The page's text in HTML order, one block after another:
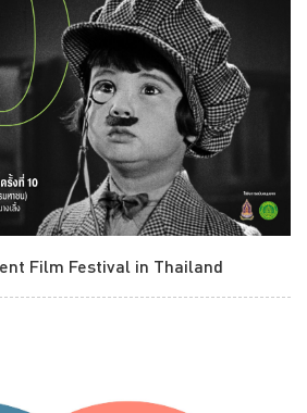
Film Festival in Thailand